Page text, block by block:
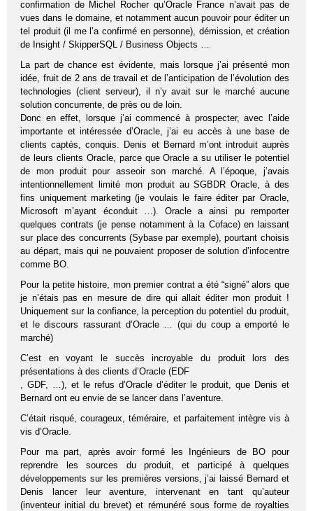
confirmation de Michel Rocher qu’Oracle France n’avait pas de
vues dans le domaine, et notamment aucun pouvoir pour éditer un
tel produit (il me l’a confirmé en personne), démission, et création
de Insight / SkipperSQL / Business Objects …
La part de chance est évidente, mais lorsque j’ai présenté mon
idée, fruit de 2 ans de travail et de l’anticipation de l’évolution des
technologies (client serveur), il n’y avait sur le marché aucune
solution concurrente, de près ou de loin.
Donc en effet, lorsque j’ai commencé à prospecter, avec l’aide
importante et intéressée d’Oracle, j’ai eu accès à une base de
clients captés, conquis. Denis et Bernard m’ont introduit auprès
de leurs clients Oracle, parce que Oracle a su utiliser le potentiel
de mon produit pour asseoir son marché. A l’époque, j’avais
intentionnellement limité mon produit au SGBDR Oracle, à des
fins uniquement marketing (je voulais le faire éditer par Oracle,
Microsoft m’ayant éconduit …). Oracle a ainsi pu remporter
quelques contrats (je pense notamment à la Coface) en laissant
sur place des concurrents (Sybase par exemple), pourtant choisis
au départ, mais qui ne pouvaient proposer de solution d’infocentre
comme BO.
Pour la petite histoire, mon premier contrat a été “signé” alors que
je n’étais pas en mesure de dire qui allait éditer mon produit !
Uniquement sur la confiance, la perception du potentiel du produit,
et le discours rassurant d’Oracle … (qui du coup a emporté le
marché)
C’est en voyant le succès incroyable du produit lors des
présentations à des clients d’Oracle (EDF
, GDF, …), et le refus d’Oracle d’éditer le produit, que Denis et
Bernard ont eu envie de se lancer dans l’aventure.
C’était risqué, courageux, téméraire, et parfaitement intègre vis à
vis d’Oracle.
Pour ma part, après avoir formé les Ingénieurs de BO pour
reprendre les sources du produit, et participé à quelques
développements sur les premières versions, j’ai laissé Bernard et
Denis lancer leur aventure, intervenant en tant qu’auteur
(inventeur initial du brevet) et rémunéré sous forme de royalties